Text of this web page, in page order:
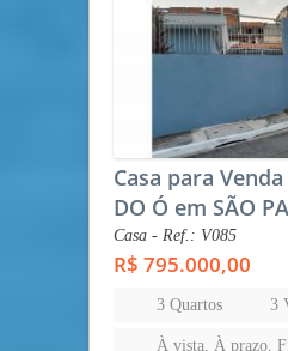
Casa para Venda
DO Ó em SÃO
Casa - Ref.: V085
R$ 795.000,00
3 Quartos 3
À vista, À prazo,